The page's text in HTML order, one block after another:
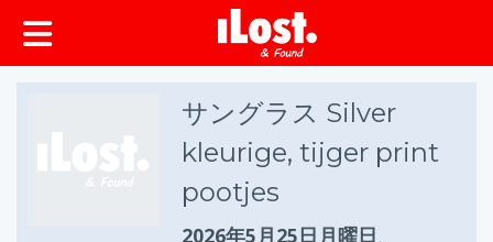
ップ
サングラス Silver
kleurige, tijger print
pootjes
2026年5月25日月曜日、